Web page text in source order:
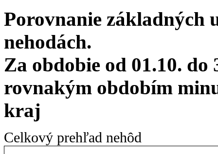
Porovnanie základných
nehodách.
Za obdobie od 01.10. do
rovnakým obdobím
kraj
Celkový prehľad nehôd